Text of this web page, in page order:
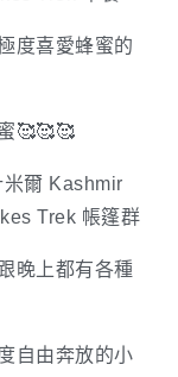
度喜愛蜂蜜的
🥰🥰🥰
晚上都有各種
自由奔放的小